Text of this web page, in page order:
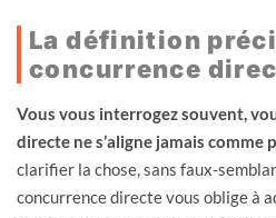
La définition
concurrence
Vous vous interrogez souvent,
directe ne s’aligne jamais comme
clarifier la chose, sans faux-
concurrence directe vous oblige à